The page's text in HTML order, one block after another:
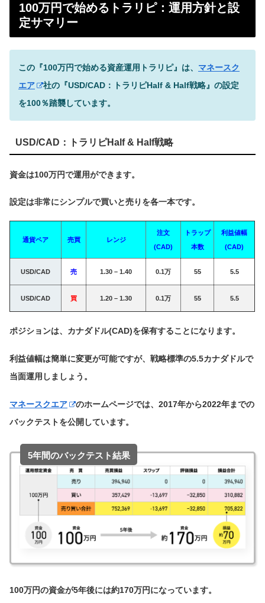
100万円で始めるトラリピ：運用方針と設
定サマリー
この『100万円で始める資産運用トラリピ』は、 マネースク
エア
社の『USD/CAD：トラリピHalf & Half戦略』の設定
を100％踏襲しています。
USD/CAD：トラリピHalf & Half戦略
資金は100万円で運用ができます。
設定は非常にシンプルで買いと売りを各一本です。
通貨ペア 売買 レンジ
注文
(CAD)
トラップ
本数
利益値幅
(CAD)
USD/CAD 売 1.30 – 1.40 0.1万 55 5.5
USD/CAD 買 1.20 – 1.30 0.1万 55 5.5
ポジションは、カナダドル(CAD)を保有することになります。
利益値幅は簡単に変更が可能ですが、戦略標準の5.5カナダドルで
当面運用しましょう。
マネースクエア
のホームページでは、2017年から2022年までの
バックテストを公開しています。
5年間のバックテスト結果
100万円の資金が5年後には約170万円になっています。